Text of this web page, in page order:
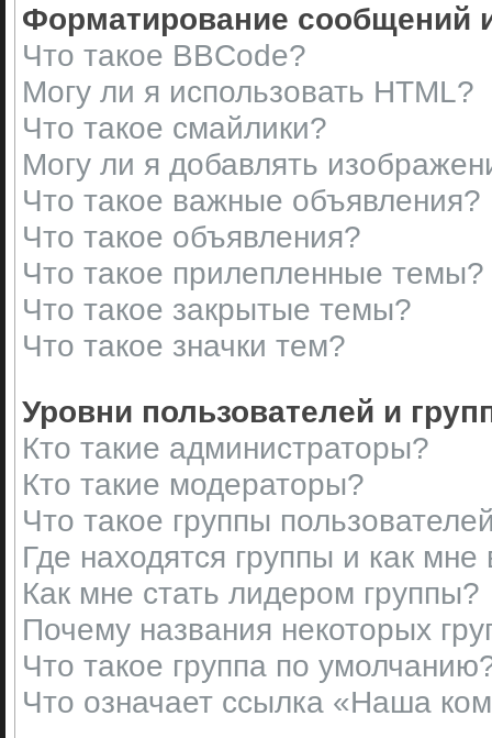
Форматирование сообщений
Что такое BBCode?
Могу ли я использовать HTML?
Что такое смайлики?
Могу ли я добавлять
Что такое важные объявления?
Что такое объявления?
Что такое прилепленные темы?
Что такое закрытые темы?
Что такое значки тем?
Уровни пользователей и
Кто такие администраторы?
Кто такие модераторы?
Что такое группы
Где находятся группы и как мне
Как мне стать лидером группы?
Почему названия некоторых
Что такое группа по
Что означает ссылка «Наша